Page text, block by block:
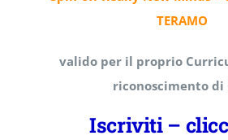
TERAMO
valido per il proprio
riconoscimento di
Iscriviti –